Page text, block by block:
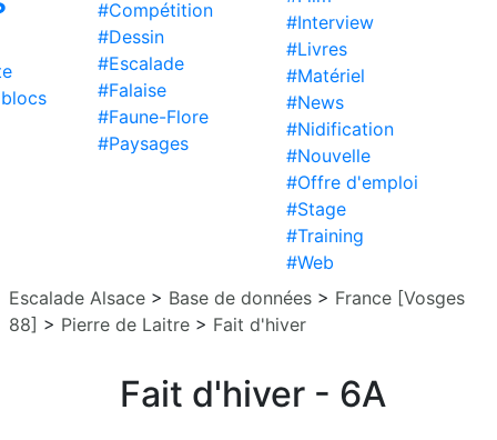
#Compétition
#Dessin
#Escalade
#Falaise
#Faune-Flore
#Paysages
#Interview
#Livres
#Matériel
#News
#Nidification
#Nouvelle
#Offre d'emploi
#Stage
#Training
#Web
Escalade Alsace > Base de données > France [Vosges
88] > Pierre de Laitre > Fait d'hiver
Fait d'hiver - 6A